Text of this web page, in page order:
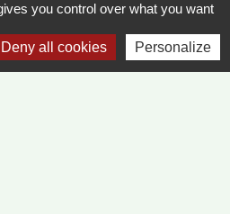
de Vinzelles
- FRANCE
3 85 35 61 19
you control over what you want
Deny all cookies Personalize